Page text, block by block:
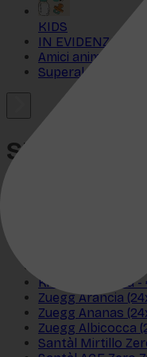
KIDS
IN EVIDENZA
Amici animali
Superalcolici
SUCCHI
Yoga Albicocca
Santàl ACE
Zuegg Pesca
Zuegg ACE
Zuegg Pera
Kit Pesca Mania -
Zuegg Arancia
Zuegg Ananas
Zuegg Albicocca
Santàl Mirtillo